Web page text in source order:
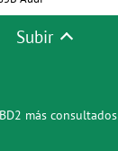
Subir
más consultados